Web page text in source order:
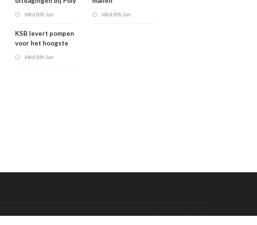
Wed 8th Jun
KSB levert pompen
voor het hoogste
Wed 8th Jun
Wed 8th Jun